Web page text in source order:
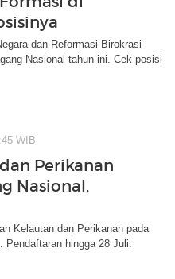
dan Reformasi Birokrasi
Nasional tahun ini. Cek posisi
WIB
Perikanan
Nasional,
Kelautan dan Perikanan pada
Pendaftaran hingga 28 Juli.